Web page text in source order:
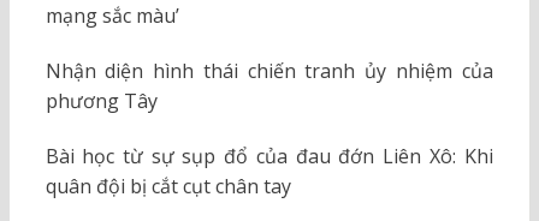
mạng sắc màu’
Nhận diện hình thái chiến tranh ủy nhiệm của
phương Tây
Bài học từ sự sụp đổ của đau đớn Liên Xô: Khi
quân đội bị cắt cụt chân tay